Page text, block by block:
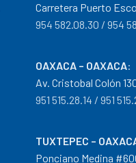
Carretera Puerto
954 582.08.30 / 954
OAXACA – OAXACA:
Av. Cristobal Colón
951 515.28.14 / 951
TUXTEPEC –
Ponciano Medina